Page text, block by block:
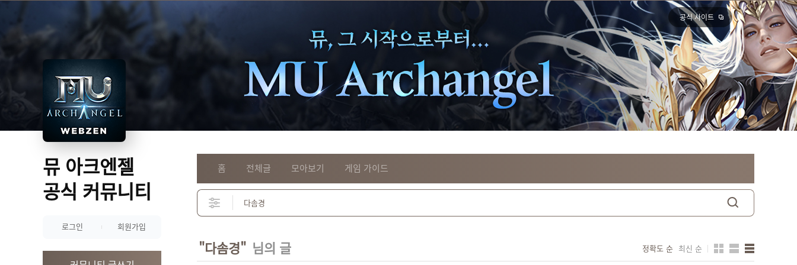
공식 사이트
뮤 아크엔젤
공식 커뮤니티
로그인 회원가입
홈 전체글 모아보기 게임 가이드
"다솜경" 님의 글 정확도 순 최신 순